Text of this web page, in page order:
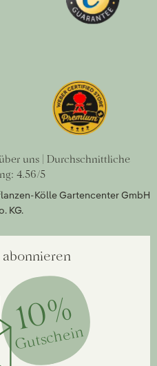
uns | Durchschnittliche
4.56/5
Kölle Gartencenter GmbH
KG.
10%
Gutschein